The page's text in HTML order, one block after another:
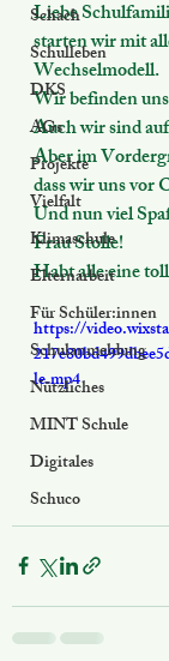
Schach
Schulleben
DKS
AGs
Projekte
Vielfalt
Klimaschule
Elternarbeit
Für Schüler:innen
Schulanmeldung
Nützliches
MINT Schule
Digitales
Schuco
Liebe
starten wir mit
Wechselmodell.
Wir befinden
Auch wir sind
Aber im
dass wir uns vor
Und nun viel
Frau Stolle!
Habt alle eine
https://
le.mp4